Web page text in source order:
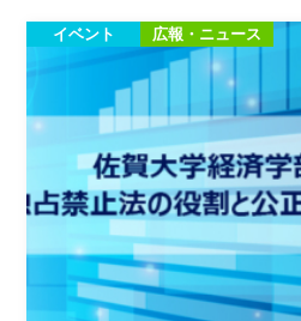
イベント 広報・ニュース